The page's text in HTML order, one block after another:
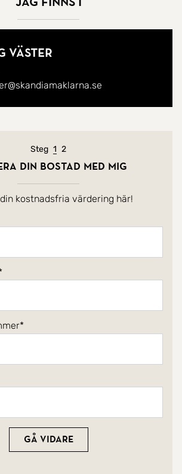
med kunderna i fokus!
uppfylla just dina önskemål?
kontakta mig!
Väster
Steg Nuvarande steg
1 2
din bostad med mig
kostnadsfria värdering här!
Gå vidare